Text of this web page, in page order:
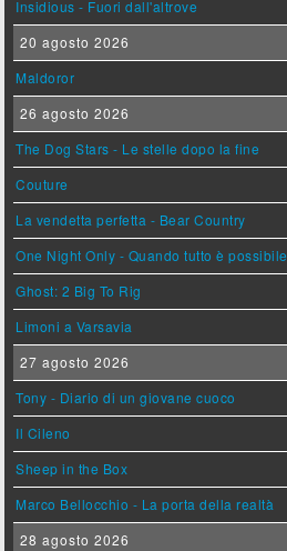
Insidious - Fuori dall'altrove
20 agosto 2026
Maldoror
26 agosto 2026
The Dog Stars - Le stelle dopo la fine
Couture
La vendetta perfetta - Bear Country
One Night Only - Quando tutto è possibile
Ghost: 2 Big To Rig
Limoni a Varsavia
27 agosto 2026
Tony - Diario di un giovane cuoco
Il Cileno
Sheep in the Box
Marco Bellocchio - La porta della realtà
28 agosto 2026